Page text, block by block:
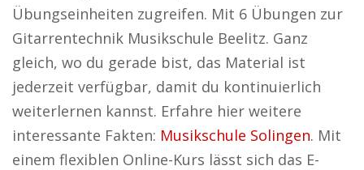
Übungseinheiten zugreifen. Mit 6 Übungen zur
Gitarrentechnik Musikschule Beelitz. Ganz
gleich, wo du gerade bist, das Material ist
jederzeit verfügbar, damit du kontinuierlich
weiterlernen kannst. Erfahre hier weitere
interessante Fakten: Musikschule Solingen. Mit
einem flexiblen Online-Kurs lässt sich das E-